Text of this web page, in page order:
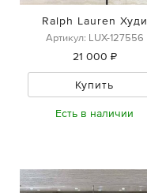
Ralph Lauren Худи
Артикул: LUX-127556
21 000 ₽
Купить
Есть в наличии